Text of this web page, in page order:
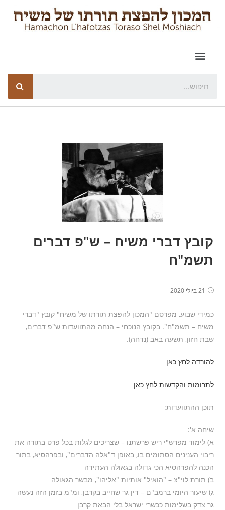
קובץ דברי משיח – ש"פ דברים
תשמ"ח
21 ביולי 2020
כמידי שבוע, מפרסם "המכון להפצת תורתו של משיח" קובץ "דברי
משיח – תשמ"ח". בקובץ הנוכחי – הנחה מהתוועדות ש"פ דברים,
שבת חזון, תשעה באב (נדחה).
להורדה לחץ כאן
לתרומות והקדשות לחץ כאן
תוכן ההתוועדות:
שיחה א':
א) לימוד מפרש"י ריש פרשתנו – שצריכים לגלות בכל פרט בתורה את
ריבוי הענינים הסתומים בו, באופן ד"אלה הדברים", ובפרהסיא, בתור
הכנה להפרהסיא הכי גדולה בגאולה העתידה
ב) תורת לוי"צ – "הואיל" אותיות "אליהו", מבשר הגאולה
ג) שיעור היומי ברמב"ם – דין גר שחייב בקרבן, ומ"מ בזמן הזה נעשה
גר צדק בשלימות ככשרי ישראל בלי הבאת קרבן